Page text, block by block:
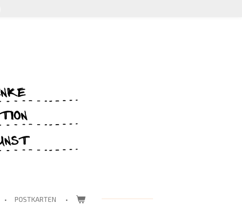
POSTKARTEN